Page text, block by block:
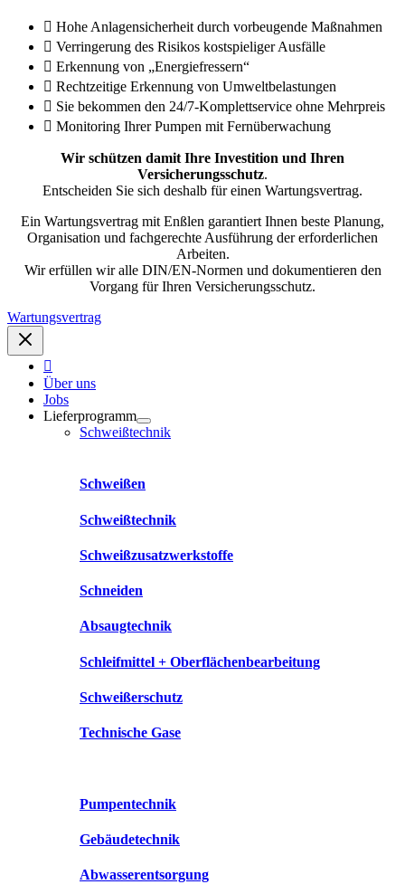
Hohe Anlagensicherheit durch vorbeugende Maßnahmen
Verringerung des Risikos kostspieliger Ausfälle
Erkennung von „Energiefressern“
Rechtzeitige Erkennung von Umweltbelastungen
Sie bekommen den 24/7-Komplettservice ohne Mehrpreis
Monitoring Ihrer Pumpen mit Fernüberwachung
Wir schützen damit Ihre Investition und Ihren
Versicherungsschutz.
Entscheiden Sie sich deshalb für einen Wartungsvertrag.
Ein Wartungsvertrag mit Enßlen garantiert Ihnen beste Planung,
Organisation und fachgerechte Ausführung der erforderlichen
Arbeiten.
Wir erfüllen wir alle DIN/EN-Normen und dokumentieren den
Vorgang für Ihren Versicherungsschutz.
Wartungsvertrag
Über uns
Jobs
Lieferprogramm
Schweißtechnik
Schweißen
Schweißtechnik
Schweißzusatzwerkstoffe
Schneiden
Absaugtechnik
Schleifmittel + Oberflächenbearbeitung
Schweißerschutz
Technische Gase
Pumpentechnik
Gebäudetechnik
Abwasserentsorgung